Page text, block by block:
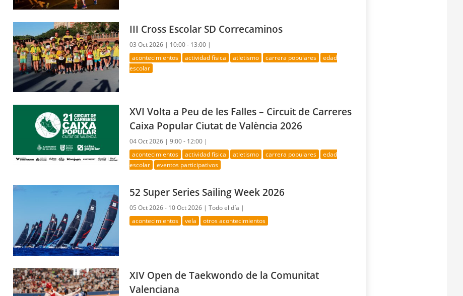
III Cross Escolar SD Correcaminos
03 Oct 2026 | 10:00 - 13:00 |
acontecimientos actividad física atletismo carrera populares
edad
escolar
XVI Volta a Peu de les Falles – Circuit de Carreres
Caixa Popular Ciutat de València 2026
04 Oct 2026 |9:00 - 12:00 |
acontecimientos actividad física atletismo carrera populares
edad
escolar
eventos participativos
52 Super Series Sailing Week 2026
05 Oct 2026 - 10 Oct 2026 |Todo el día |
acontecimientos vela otros acontecimientos
XIV Open de Taekwondo de la Comunitat
Valenciana